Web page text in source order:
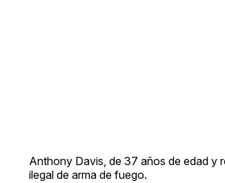
Anthony Davis, de 37 años de edad y
ilegal de arma de fuego.